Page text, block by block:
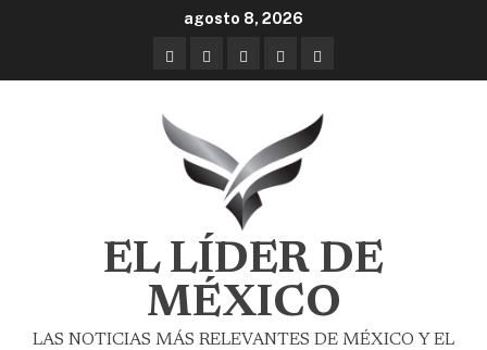
agosto 8, 2026
EL LÍDER DE
MÉXICO
LAS NOTICIAS MÁS RELEVANTES DE MÉXICO Y EL